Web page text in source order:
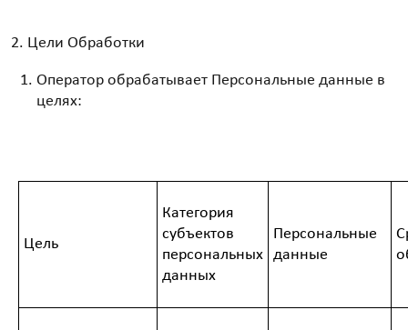
Цели Обработки
Оператор обрабатывает Персональные данные в
целях:
Цель
Категория
субъектов
персональных
данных
Персональные
данные